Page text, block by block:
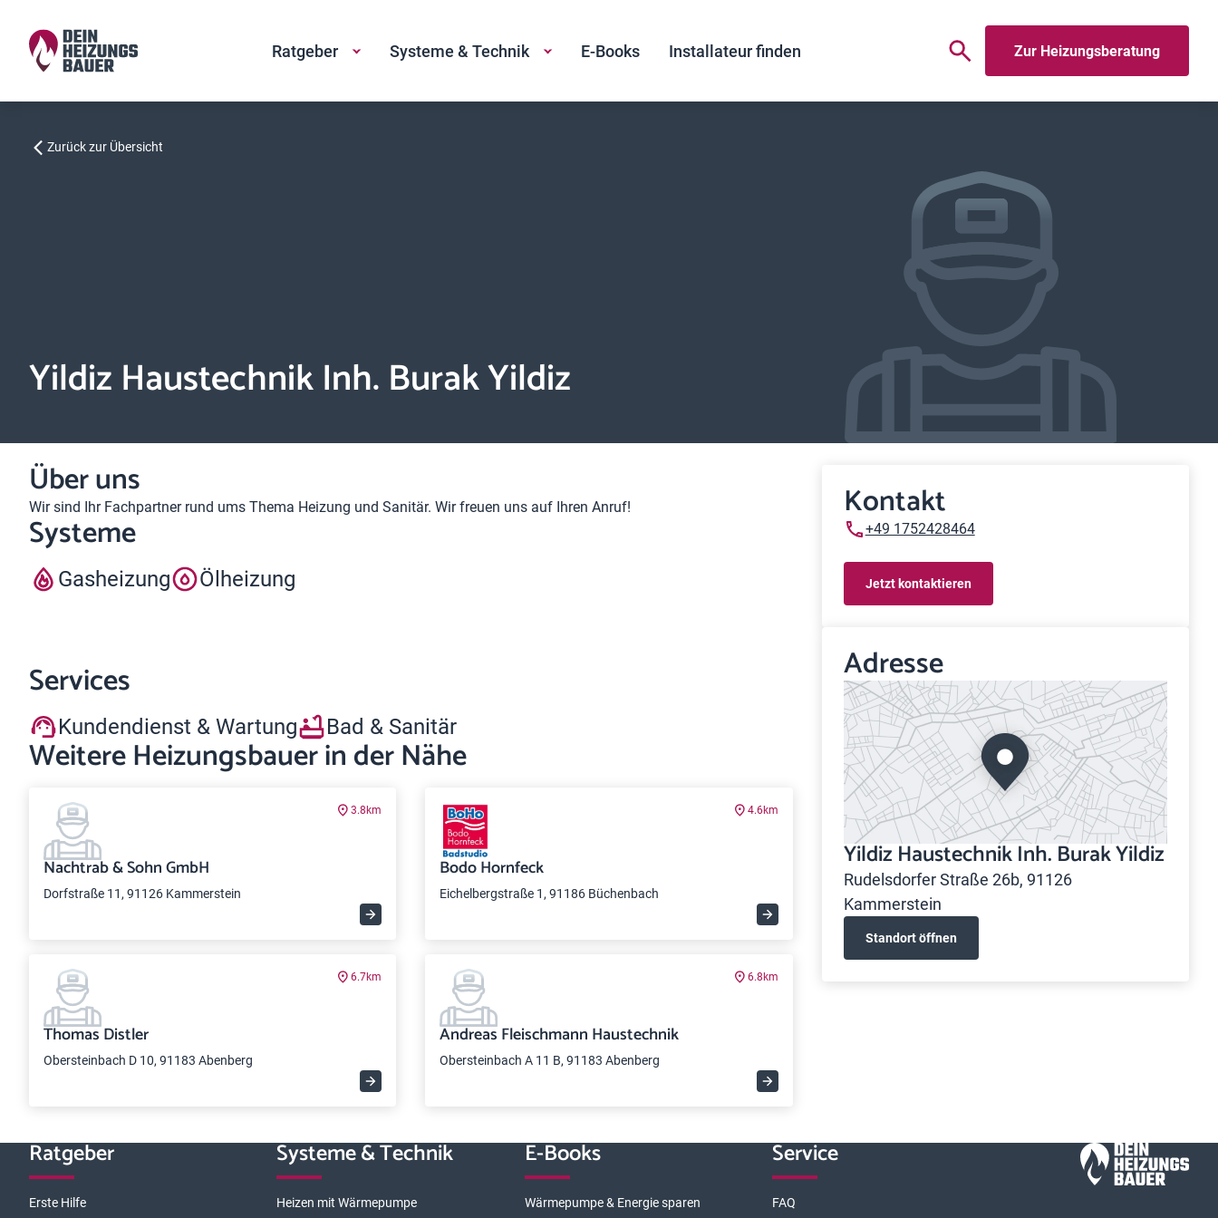
Ratgeber Systeme & Technik E-Books Installateur finden Zur Heizungsberatung
Zurück zur Übersicht
Yildiz Haustechnik Inh. Burak Yildiz
Über uns
Wir sind Ihr Fachpartner rund ums Thema Heizung und Sanitär. Wir freuen uns auf Ihren Anruf!
Systeme
Gasheizung Ölheizung
Services
Kundendienst & Wartung Bad & Sanitär
Weitere Heizungsbauer in der Nähe
3.8km
Nachtrab & Sohn GmbH
Dorfstraße 11, 91126 Kammerstein
4.6km
Bodo Hornfeck
Eichelbergstraße 1, 91186 Büchenbach
6.7km
Thomas Distler
Obersteinbach D 10, 91183 Abenberg
6.8km
Andreas Fleischmann Haustechnik
Obersteinbach A 11 B, 91183 Abenberg
Kontakt
+49 1752428464
Jetzt kontaktieren
Adresse
Yildiz Haustechnik Inh. Burak Yildiz
Rudelsdorfer Straße 26b, 91126
Kammerstein
Standort öffnen
Ratgeber
Erste Hilfe
Systeme & Technik
Heizen mit Wärmepumpe
E-Books
Wärmepumpe & Energie sparen
Service
FAQ